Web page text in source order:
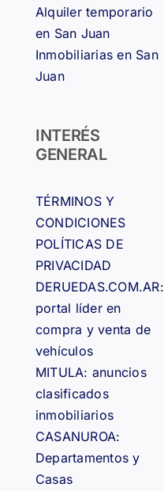
Alquiler temporario
en San Juan
Inmobiliarias en San
Juan
INTERÉS
GENERAL
TÉRMINOS Y
CONDICIONES
POLÍTICAS DE
PRIVACIDAD
DERUEDAS.COM.AR:
portal líder en
compra y venta de
vehículos
MITULA: anuncios
clasificados
inmobiliarios
CASANUROA:
Departamentos y
Casas